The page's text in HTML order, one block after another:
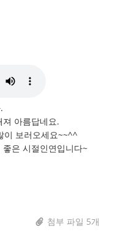
아름답네요.
이 보러오세요~~^^
은 시절인연입니다~
첨부 파일 5개